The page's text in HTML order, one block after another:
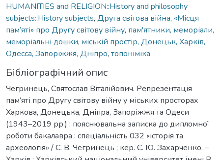
HUMANITIES and RELIGION::History and philosophy
subjects::History subjects, Друга світова війна, «Місця
пам’яті» про Другу світову війну, пам'ятники, меморіали,
меморіальні дошки, міській простір, Донецьк, Харків,
Одесса, Запоріжжя, Дніпро, топоніміка
Бібліографічний опис
Чегринець, Святослав Віталійович. Репрезентація
пам’яті про Другу світову війну у міських просторах
Харкова, Донецька, Дніпра, Запоріжжя та Одеси
(1943–2019 рр.) : пояснювальна записка до дипломної
роботи бакалавра : спеціальність 032 «історія та
археологія» / С. В. Чегринець ; кер. Є. Ю. Захарченко. –